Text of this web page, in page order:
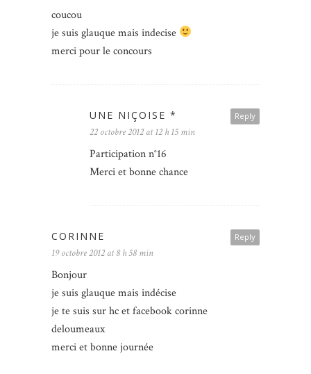
coucou
je suis glauque mais indecise
merci pour le concours
Reply
UNE NIÇOISE *
22 octobre 2012 at 12 h 15 min
Participation n°16
Merci et bonne chance
Reply
CORINNE
19 octobre 2012 at 8 h 58 min
Bonjour
je suis glauque mais indécise
je te suis sur hc et facebook corinne
deloumeaux
merci et bonne journée